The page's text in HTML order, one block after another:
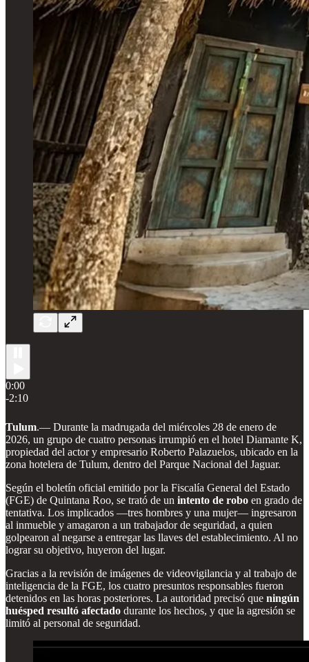
0:00
-2:10
Tulum.— Durante la madrugada del miércoles 28 de enero de
2026, un grupo de cuatro personas irrumpió en el hotel Diamante K,
propiedad del actor y empresario Roberto Palazuelos, ubicado en la
zona hotelera de Tulum, dentro del Parque Nacional del Jaguar.
Según el boletín oficial emitido por la Fiscalía General del Estado
(FGE) de Quintana Roo, se trató de un intento de robo en grado de
tentativa. Los implicados —tres hombres y una mujer— ingresaron
al inmueble y amagaron a un trabajador de seguridad, a quien
golpearon al negarse a entregar las llaves del establecimiento. Al no
lograr su objetivo, huyeron del lugar.
Gracias a la revisión de imágenes de videovigilancia y al trabajo de
inteligencia de la FGE, los cuatro presuntos responsables fueron
detenidos en las horas posteriores. La autoridad precisó que ningún
huésped resultó afectado durante los hechos, y que la agresión se
limitó al personal de seguridad.